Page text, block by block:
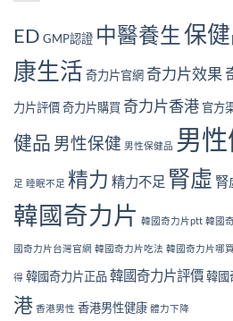
｜
大
號
與
腎
法〉
證：
果
真
值
長
用
嗎？〉
中
片
身
體
嗎？
整
性
析
注
事
中
ED GMP認證 中醫養生保
康生活 奇力片官網 奇力片效果
力片評價奇力片購買 奇力片香港 官方
健品 男性保健 男性保健品 男
足 睡眠不足 精力 精力不足 腎虛 腎
韓國奇力片 韓國奇力片ptt 韓國
國奇力片台灣官網 韓國奇力片吃法 韓國奇力片哪買
得 韓國奇力片正品韓國奇力片評價韓國
港 香港男性 香港男性健康 體力下降